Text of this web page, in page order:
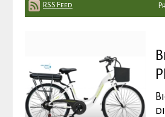
RSS Feed